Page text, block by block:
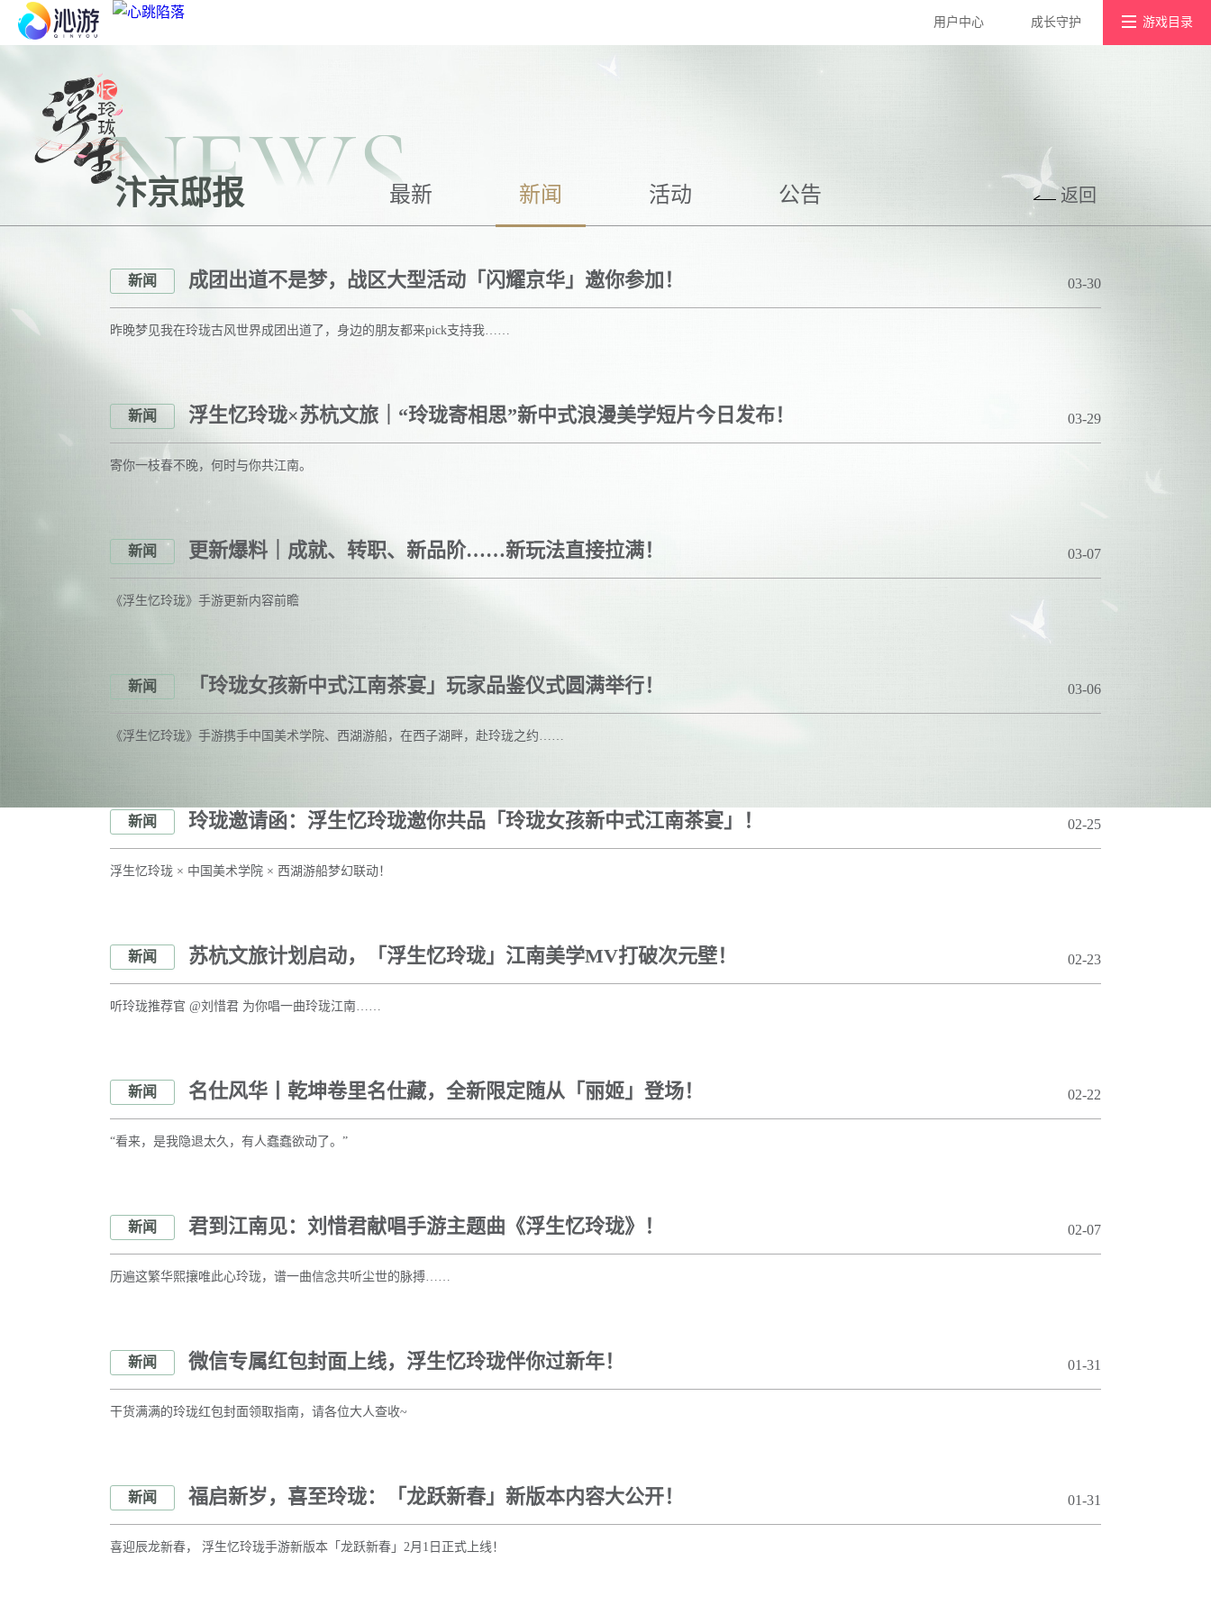
用户中心 成长守护 游戏目录
凯蒂猫梦想商店
熹妃Q传 熹妃传 京门风月
NEWS
汴京邸报 返回
最新 新闻 活动 公告
新闻 03-30
成团出道不是梦，战区大型活动「闪耀京华」邀你参加！
昨晚梦见我在玲珑古风世界成团出道了，身边的朋友都来pick支持我……
新闻 03-29
浮生忆玲珑×苏杭文旅｜“玲珑寄相思”新中式浪漫美学短片今日发布！
寄你一枝春不晚，何时与你共江南。
新闻 03-07
更新爆料｜成就、转职、新品阶……新玩法直接拉满！
《浮生忆玲珑》手游更新内容前瞻
新闻 03-06
「玲珑女孩新中式江南茶宴」玩家品鉴仪式圆满举行！
《浮生忆玲珑》手游携手中国美术学院、西湖游船，在西子湖畔，赴玲珑之约……
新闻 02-25
玲珑邀请函：浮生忆玲珑邀你共品「玲珑女孩新中式江南茶宴」！
浮生忆玲珑 × 中国美术学院 × 西湖游船梦幻联动！
新闻 02-23
苏杭文旅计划启动，「浮生忆玲珑」江南美学MV打破次元壁！
听玲珑推荐官 @刘惜君 为你唱一曲玲珑江南……
新闻 02-22
名仕风华丨乾坤卷里名仕藏，全新限定随从「丽姬」登场！
“看来，是我隐退太久，有人蠢蠢欲动了。”
新闻 02-07
君到江南见：刘惜君献唱手游主题曲《浮生忆玲珑》！
历遍这繁华熙攘唯此心玲珑，谱一曲信念共听尘世的脉搏……
新闻 01-31
微信专属红包封面上线，浮生忆玲珑伴你过新年！
干货满满的玲珑红包封面领取指南，请各位大人查收~
新闻 01-31
福启新岁，喜至玲珑：「龙跃新春」新版本内容大公开！
喜迎辰龙新春， 浮生忆玲珑手游新版本「龙跃新春」2月1日正式上线！